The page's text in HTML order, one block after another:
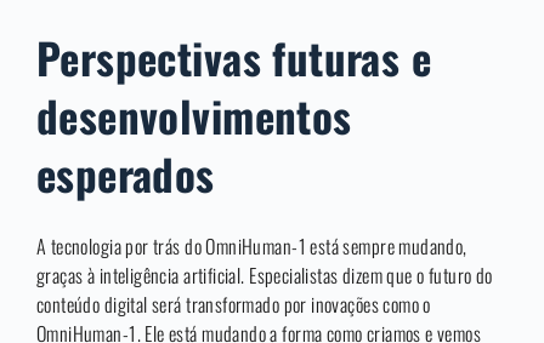
Perspectivas futuras e
desenvolvimentos
esperados
A tecnologia por trás do OmniHuman-1 está sempre mudando,
graças à inteligência artificial. Especialistas dizem que o futuro do
conteúdo digital será transformado por inovações como o
OmniHuman-1. Ele está mudando a forma como criamos e vemos